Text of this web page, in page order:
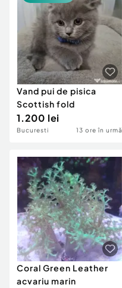
Vand pui de pisica
Scottish fold
1.200 lei
Bucuresti 13 ore în urmă
Coral Green Leather
acvariu marin